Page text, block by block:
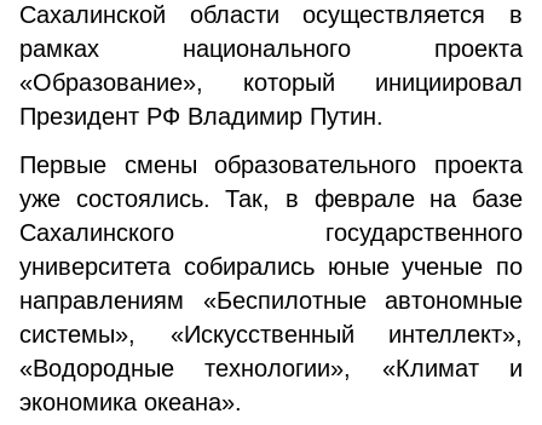
Сахалинской области осуществляется в
рамках национального проекта
«Образование», который инициировал
Президент РФ Владимир Путин.
Первые смены образовательного проекта
уже состоялись. Так, в феврале на базе
Сахалинского государственного
университета собирались юные ученые по
направлениям «Беспилотные автономные
системы», «Искусственный интеллект»,
«Водородные технологии», «Климат и
экономика океана».